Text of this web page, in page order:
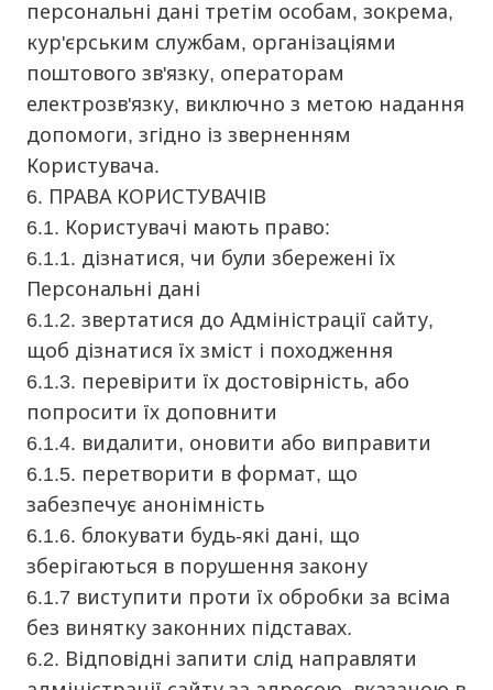
персональні дані третім особам, зокрема,
кур'єрським службам, організаціями
поштового зв'язку, операторам
електрозв'язку, виключно з метою надання
допомоги, згідно із зверненням
Користувача.
6. ПРАВА КОРИСТУВАЧІВ
6.1. Користувачі мають право:
6.1.1. дізнатися, чи були збережені їх
Персональні дані
6.1.2. звертатися до Адміністрації сайту,
щоб дізнатися їх зміст і походження
6.1.3. перевірити їх достовірність, або
попросити їх доповнити
6.1.4. видалити, оновити або виправити
6.1.5. перетворити в формат, що
забезпечує анонімність
6.1.6. блокувати будь-які дані, що
зберігаються в порушення закону
6.1.7 виступити проти їх обробки за всіма
без винятку законних підставах.
6.2. Відповідні запити слід направляти